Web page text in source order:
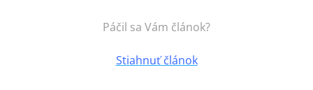
Páčil sa Vám článok?
Stiahnuť článok